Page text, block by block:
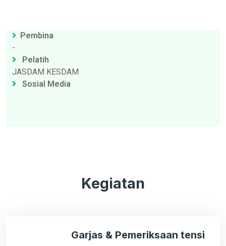
Pembina
-
Pelatih
JASDAM KESDAM
Sosial Media
Kegiatan
Garjas & Pemeriksaan tensi